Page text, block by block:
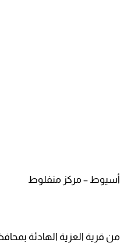
أسيوط – مركز منفلوط
من قرية العزية الهادئة